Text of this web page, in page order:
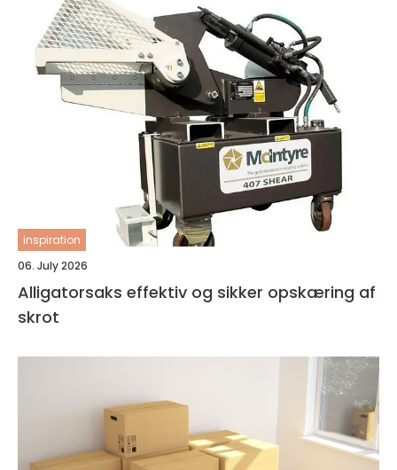
inspiration
06. July 2026
Alligatorsaks effektiv og sikker opskæring af
skrot